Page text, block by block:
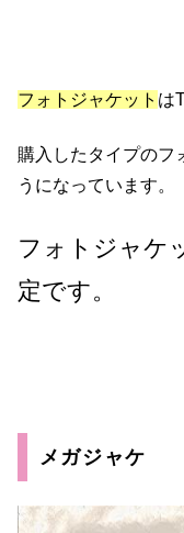
フォトジャケット は
購入したタイプのフ
うになっています。
フォトジャケ
定です。
メガジャケ